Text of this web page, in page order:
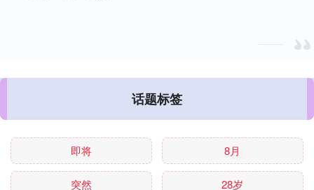
话题标签
即将 8月
突然 28岁